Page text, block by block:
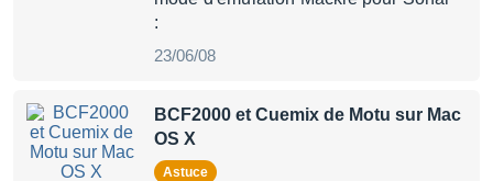
:
23/06/08
BCF2000 et Cuemix de Motu sur Mac
OS X
Astuce